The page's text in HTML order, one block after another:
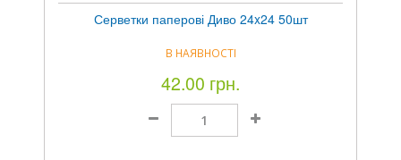
Серветки паперові Диво 24x24 50шт
В НАЯВНОСТІ
42.00 грн.